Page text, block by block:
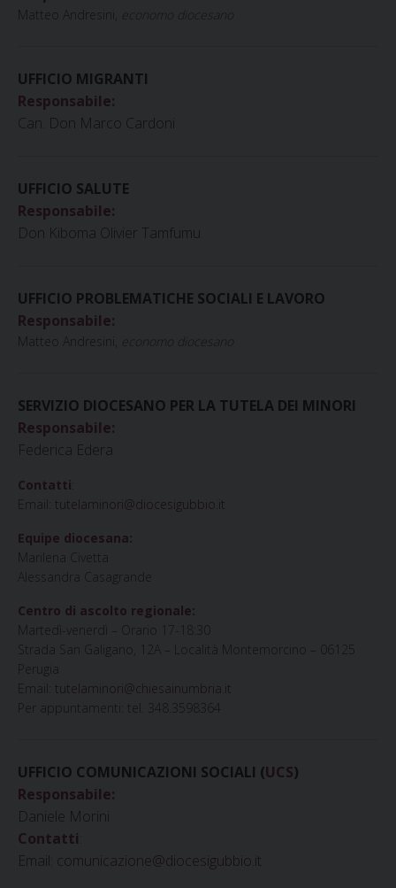
Matteo Andresini,
UFFICIO MIGRANTI
Responsabile:
Can. Don Marco Cardoni
UFFICIO SALUTE
Responsabile:
Don Kiboma Olivier Tamfumu
UFFICIO PROBLEMATICHE SOCIALI E LAVORO
Responsabile:
Matteo Andresini,
SERVIZIO DIOCESANO PER LA TUTELA DEI MINORI
Responsabile:
Federica Edera
Contatti
Email: tutelaminori@diocesigubbio.it
Equipe diocesana:
Marilena Civetta
Alessandra Casagrande
Centro di ascolto regionale:
Martedì-venerdì – Orario 17-18:30
Strada San Galigano, 12A – Località Montemorcino – 06125
Perugia
Email: tutelaminori@chiesainumbria.it
Per appuntamenti: tel. 348.3598364
UFFICIO COMUNICAZIONI SOCIALI (UCS)
Responsabile:
Daniele Morini
Contatti
Email: comunicazione@diocesigubbio.it